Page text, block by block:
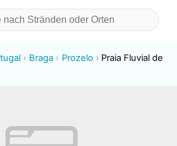
Braga Prozelo
Praia Fluvial de